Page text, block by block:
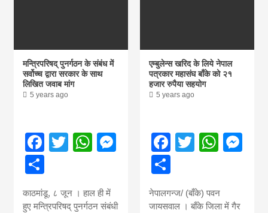
मन्त्रिपरिषद् पुनर्गठन के संबंध में
सर्वोच्च द्वारा सरकार के साथ
लिखित जवाब मांग
5 years ago
Facebook
TwitterWhatsApp
Messenger
काठमांडू, ८ जून । हाल ही में
हुए मन्त्रिपरिषद् पुनर्गठन संबंधी
एम्बुलेन्स खरिद के लिये नेपाल
पत्रकार महासंघ बाँके को २१
हजार रुपैया सहयोग
5 years ago
Facebook
Twitter
नेपालगन्ज/ (बाँके) पवन
जायसवाल । बाँके जिला में गैर